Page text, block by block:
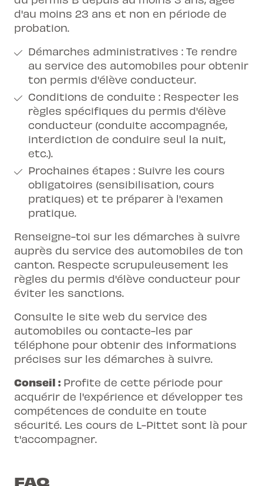
d'au moins 23 ans et non en période de
probation.
Démarches administratives : Te rendre
au service des automobiles pour obtenir
ton permis d'élève conducteur.
Conditions de conduite : Respecter les
règles spécifiques du permis d'élève
conducteur (conduite accompagnée,
interdiction de conduire seul la nuit,
etc.).
Prochaines étapes : Suivre les cours
obligatoires (sensibilisation, cours
pratiques) et te préparer à l'examen
pratique.
Renseigne-toi sur les démarches à suivre
auprès du service des automobiles de ton
canton. Respecte scrupuleusement les
règles du permis d'élève conducteur pour
éviter les sanctions.
Consulte le site web du service des
automobiles ou contacte-les par
téléphone pour obtenir des informations
précises sur les démarches à suivre.
Conseil : Profite de cette période pour
acquérir de l'expérience et développer tes
compétences de conduite en toute
sécurité. Les cours de L-Pittet sont là pour
t'accompagner.
FAQ